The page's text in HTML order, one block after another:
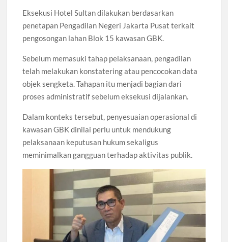
Eksekusi Hotel Sultan dilakukan berdasarkan
penetapan Pengadilan Negeri Jakarta Pusat terkait
pengosongan lahan Blok 15 kawasan GBK.
Sebelum memasuki tahap pelaksanaan, pengadilan
telah melakukan konstatering atau pencocokan data
objek sengketa. Tahapan itu menjadi bagian dari
proses administratif sebelum eksekusi dijalankan.
Dalam konteks tersebut, penyesuaian operasional di
kawasan GBK dinilai perlu untuk mendukung
pelaksanaan keputusan hukum sekaligus
meminimalkan gangguan terhadap aktivitas publik.